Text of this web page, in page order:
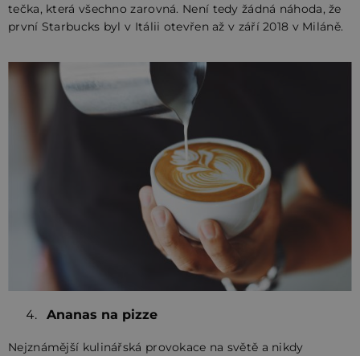
tečka, která všechno zarovná. Není tedy žádná náhoda, že
první Starbucks byl v Itálii otevřen až v září 2018 v Miláně.
Ananas na pizze
Nejznámější kulinářská provokace na světě a nikdy